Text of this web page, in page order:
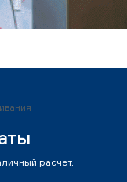
расчет.